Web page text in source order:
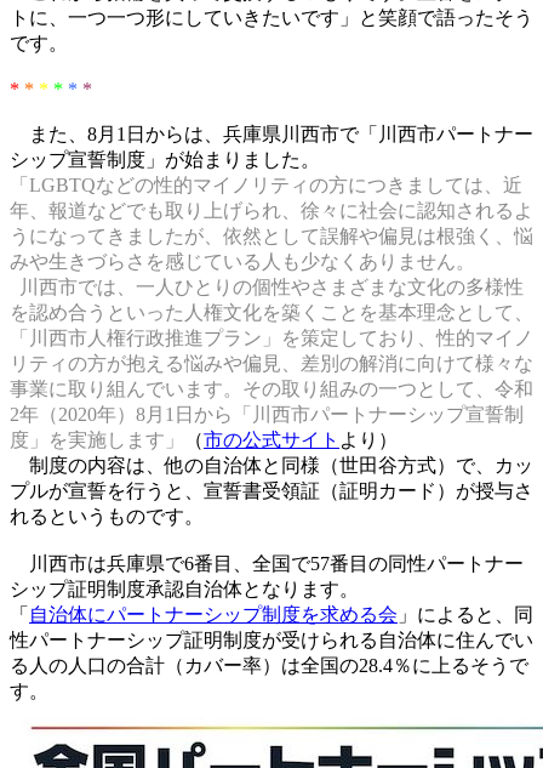
トに、一つ一つ形にしていきたいです」と笑顔で語ったそう
です。
* * * * * *
また、8月1日からは、兵庫県川西市で「川西市パートナー
シップ宣誓制度」が始まりました。
「LGBTQなどの性的マイノリティの方につきましては、近
年、報道などでも取り上げられ、徐々に社会に認知されるよ
うになってきましたが、依然として誤解や偏見は根強く、悩
みや生きづらさを感じている人も少なくありません。
川西市では、一人ひとりの個性やさまざまな文化の多様性
を認め合うといった人権文化を築くことを基本理念として、
「川西市人権行政推進プラン」を策定しており、性的マイノ
リティの方が抱える悩みや偏見、差別の解消に向けて様々な
事業に取り組んでいます。その取り組みの一つとして、令和
2年（2020年）8月1日から「川西市パートナーシップ宣誓制
度」を実施します」
（市の公式サイト より）
制度の内容は、他の自治体と同様（世田谷方式）で、カッ
プルが宣誓を行うと、宣誓書受領証（証明カード）が授与さ
れるというものです。
川西市は兵庫県で6番目、全国で57番目の同性パートナー
シップ証明制度承認自治体となります。
「 自治体にパートナーシップ制度を求める会 」によると、同
性パートナーシップ証明制度が受けられる自治体に住んでい
る人の人口の合計（カバー率）は全国の28.4％に上るそうで
す。